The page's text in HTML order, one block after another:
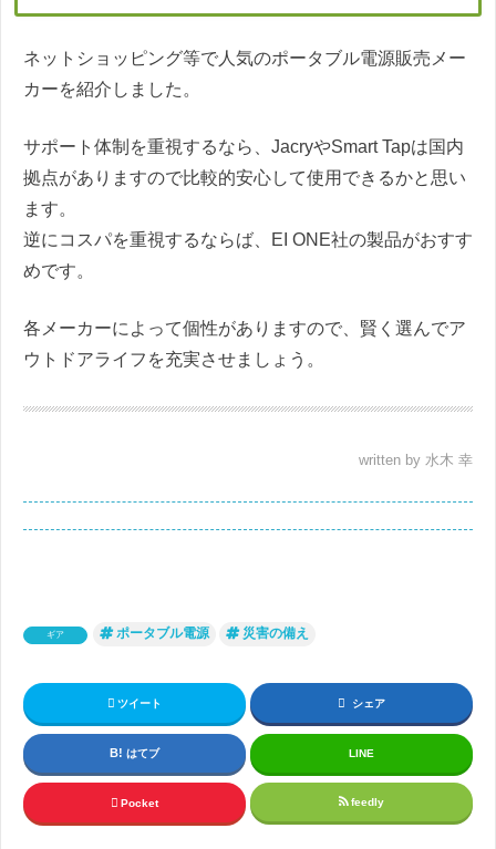
ネットショッピング等で人気のポータブル電源販売メー
カーを紹介しました。
サポート体制を重視するなら、JacryやSmart Tapは国内
拠点がありますので比較的安心して使用できるかと思い
ます。
逆にコスパを重視するならば、EI ONE社の製品がおすす
めです。
各メーカーによって個性がありますので、賢く選んでア
ウトドアライフを充実させましょう。
written by 水木 幸
ギア ポータブル電源 災害の備え
ツイート シェア
はてブ LINE
Pocket feedly